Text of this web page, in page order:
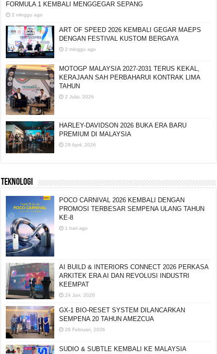
FORMULA 1 KEMBALI MENGGEGAR SEPANG
2 minggu ago
ART OF SPEED 2026 KEMBALI GEGAR MAEPS
DENGAN FESTIVAL KUSTOM BERGAYA
2 minggu ago
MOTOGP MALAYSIA 2027-2031 TERUS KEKAL,
KERAJAAN SAH PERBAHARUI KONTRAK LIMA
TAHUN
2 Julai, 2026
HARLEY-DAVIDSON 2026 BUKA ERA BARU
PREMIUM DI MALAYSIA
29 April, 2026
TEKNOLOGI
POCO CARNIVAL 2026 KEMBALI DENGAN
PROMOSI TERBESAR SEMPENA ULANG TAHUN
KE-8
1 hari ago
AI BUILD & INTERIORS CONNECT 2026 PERKASA
ARKITEK ERA AI DAN REVOLUSI INDUSTRI
KEEMPAT
24 Jun, 2026
GX-1 BIO-RESET SYSTEM DILANCARKAN
SEMPENA 20 TAHUN AMEZCUA
28 Februari, 2026
SUDIO & SUBTLE KEMBALI KE MALAYSIA